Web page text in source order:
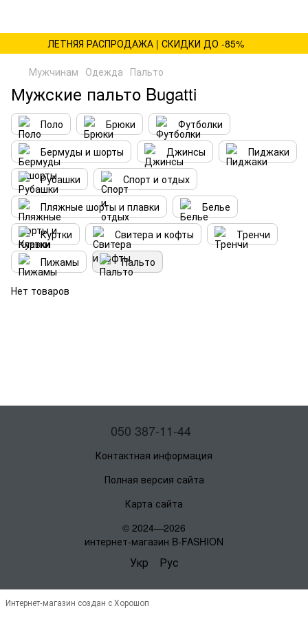
ЛЕТНЯЯ РАСПРОДАЖА | СКИДКИ ДО -85%
Мужчинам Одежда Пальто
Мужские пальто Bugatti
Поло Брюки
Футболки
Бермуды и шорты
Джинсы
Пиджаки
Рубашки
Спорт и отдых
Пляжные шорты и плавки
Белье
Куртки
Свитера и кофты
Тренчи
Пижамы
Пальто
Нет товаров
050 387-11-44
Контактная информация
Полная версия сайта
Карта сайта
© 2024—2026
интернет-магазин B-FASHION
Укр Рус
Интернет-магазин создан с Хорошоп